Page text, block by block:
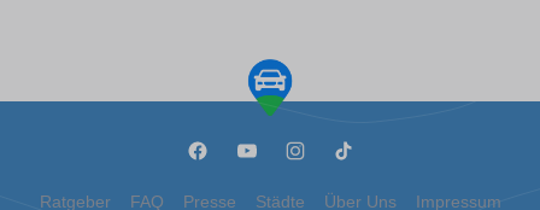
Ratgeber FAQ Presse Städte Über Uns Impressum